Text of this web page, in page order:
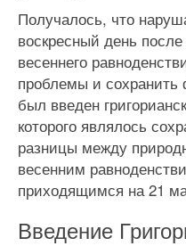
Получалось, что
воскресный день
весеннего
проблемы и
был введен
которого являлось
разницы между
весенним
приходящимся на 21
Введение